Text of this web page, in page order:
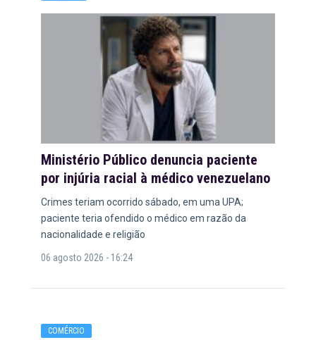
Ministério Público denuncia paciente
por injúria racial à médico venezuelano
Crimes teriam ocorrido sábado, em uma UPA;
paciente teria ofendido o médico em razão da
nacionalidade e religião
06 agosto 2026 - 16:24
COMÉRCIO